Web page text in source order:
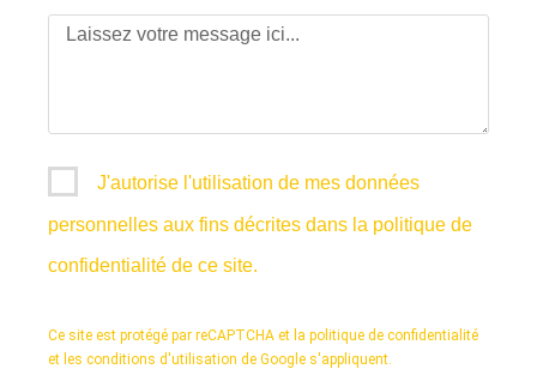
J'autorise l'utilisation de mes données
personnelles aux fins décrites dans la politique de
confidentialité de ce site.
Ce site est protégé par reCAPTCHA et la politique de confidentialité
et les conditions d'utilisation de Google s'appliquent.